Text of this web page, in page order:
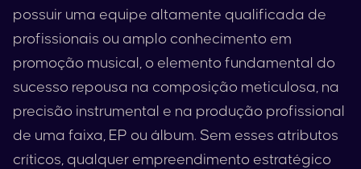
possuir uma equipe altamente qualificada de
profissionais ou amplo conhecimento em
promoção musical, o elemento fundamental do
sucesso repousa na composição meticulosa, na
precisão instrumental e na produção profissional
de uma faixa, EP ou álbum. Sem esses atributos
críticos, qualquer empreendimento estratégico